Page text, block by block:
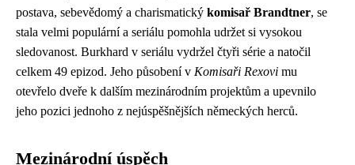
postava, sebevědomý a charismatický komisař Brandtner, se
stala velmi populární a seriálu pomohla udržet si vysokou
sledovanost. Burkhard v seriálu vydržel čtyři série a natočil
celkem 49 epizod. Jeho působení v Komisaři Rexovi mu
otevřelo dveře k dalším mezinárodním projektům a upevnilo
jeho pozici jednoho z nejúspěšnějších německých herců.
Mezinárodní úspěch